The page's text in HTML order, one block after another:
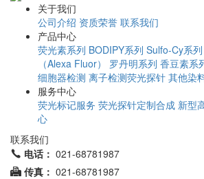
关于我们
公司介绍 资质荣誉 联系我们
产品中心
荧光素系列 BODIPY系列 Sulfo-Cy系列
（Alexa Fluor）
罗丹明系列 香豆素系
细胞器检测 离子检测荧光探针 其他染
服务中心
荧光标记服务 荧光探针定制合成 新型
心
联系我们
电话： 021-68781987
传真： 021-68781987